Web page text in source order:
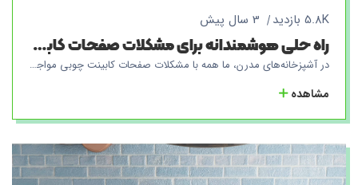
5.8K بازدید 3 سال پیش
راه حلی هوشمندانه برای مشکلات صفحات کابینت آشپزخانه
در آشپزخانه‌های مدرن، ما همه با مشکلات صفحات کابینت چوبی مواجه هستیم. این مشکلات عموماً به دلیل ساختار چوبی این صفحات و حساسیت آن‌ها در برابر نفوذ آب بوجود می‌آیند. پوسیدگی، تخریب صفحات و رشد باکتری‌ها در آشپزخانه‌های ما مشکلاتی رایج هستند که باعث ایجاد نگرانی‌های بیشمار در تمیز نگه داشتن محیط می‌شوند. اما حالا به راحتی و با راه حلی هوشمندانه، ما در گروه کارخانجات آمیتیس آماده‌ایم تا این مشکلات را برای همیشه از بین ببریم. از طریق تولید صفحات یکپارچه آمیتیس، به شما این امکان را می‌دهیم که آشپزخانه‌ی خود را با آرامش و اطمینان فراوان تجربه کنید. صفحات یکپارچه آمیتیس، با توجه به نیازهای شما، به صورت سفارشی در ابعاد و اندازه‌های مختلف طراحی و تولید می‌شوند. این صفحات با توجه به خواص منحصر به فرد خود، نه تنها از نفوذ آب جلوگیری می‌کنند، بلکه همچنین پوسیدگی و رشد باکتری‌ها را به حداقل می‌رسانند. به این ترتیب، با استفاده از صفحات یکپارچه آمیتیس، نگرانی‌های شما درباره تمیز نگه داشتن محیط آشپزخانه به حداقل می‌رسد و محیطی بهداشتی و زیبا را برای شما فراهم می‌سازد. علاوه بر این، سینک نیز به صورت یکپارچه با صفحات متصل می‌شود و به سادگی و به رنگ و سایز دلخواه شما تولید می‌شود. با خط تولید کارخانجات آمیتیس، سینک‌های یکپارچه در رنگ‌ها و طرح‌های متنوع به منزل شما می‌رسند. اعتماد به کیفیت آمیتیس، شما را به راحتی و با اطمینان به یک تجربه بی‌نظیر از صفحات یکپارچه در آشپزخانه‌تان هدایت خواهد کرد. با آمیتیس، مشکلات را به فراموشی بسپارید و کیفیت را در آشپزخانه خود تجربه کنید. همچنین، همواره ما در تلاش هستیم تا با بهبود مداوم فناوری و استفاده از مواد با کیفیت برتر، نیازهای شما را در طراحی و تولید صفحات یکپارچه آشپزخانه برآورده کنیم.
مشاهده